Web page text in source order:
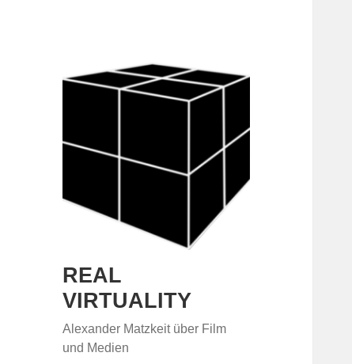
REAL
VIRTUALITY
Alexander Matzkeit über Film
und Medien